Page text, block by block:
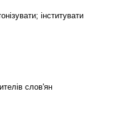
інститувати
слов'ян